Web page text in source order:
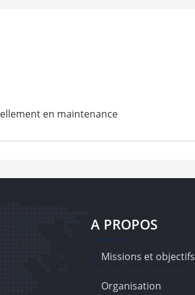
en maintenance
A PROPOS
Missions et objectifs
Organisation